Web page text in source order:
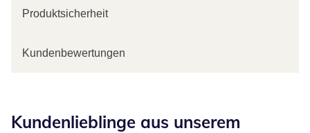
Produktsicherheit
Kundenbewertungen
Kundenlieblinge aus unserem